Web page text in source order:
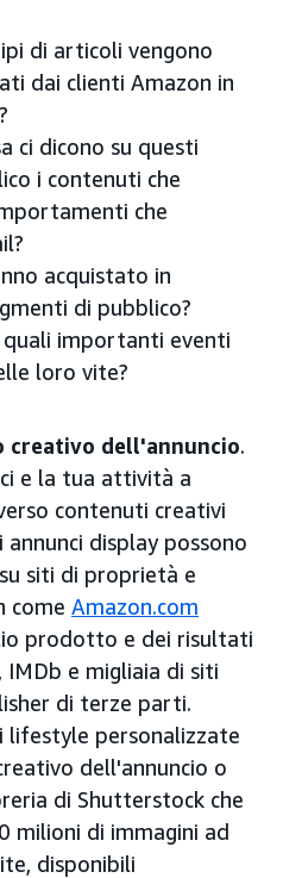
di articoli vengono
dai clienti Amazon in
ci dicono su questi
i contenuti che
che
acquistato in
di pubblico?
quali importanti eventi
loro vite?
creativo dell'annuncio.
e la tua attività a
contenuti creativi
display possono
siti di proprietà e
come Amazon.com
prodotto e dei risultati
IMDb e migliaia di siti
di terze parti.
lifestyle personalizzate
dell'annuncio o
di Shutterstock che
milioni di immagini ad
disponibili